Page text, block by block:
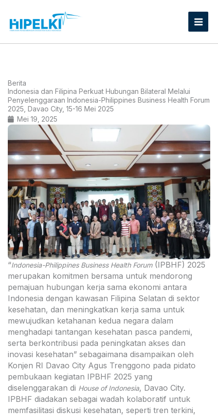
konten
Berita
Indonesia dan Filipina Perkuat Hubungan Bilateral Melalui
Penyelenggaraan Indonesia-Philippines Business Health Forum
2025, Davao City, 15-16 Mei 2025
Mei 19, 2025
“Indonesia-Philippines Business Health Forum(IPBHF) 2025
merupakan komitmen bersama untuk mendorong
pemajuan hubungan kerja sama ekonomi antara
Indonesia dengan kawasan Filipina Selatan di sektor
kesehatan, dan meningkatkan kerja sama untuk
mewujudkan ketahanan kedua negara dalam
menghadapi tantangan kesehatan pasca pandemi,
serta berkontribusi pada peningkatan akses dan
inovasi kesehatan” sebagaimana disampaikan oleh
Konjen RI Davao City Agus Trenggono pada pidato
pembukaan kegiatan IPBHF 2025 yang
diselenggarakan di House of Indonesia, Davao City.
IPBHF diadakan sebagai wadah kolaboratif untuk
memfasilitasi diskusi kesehatan, seperti tren terkini,